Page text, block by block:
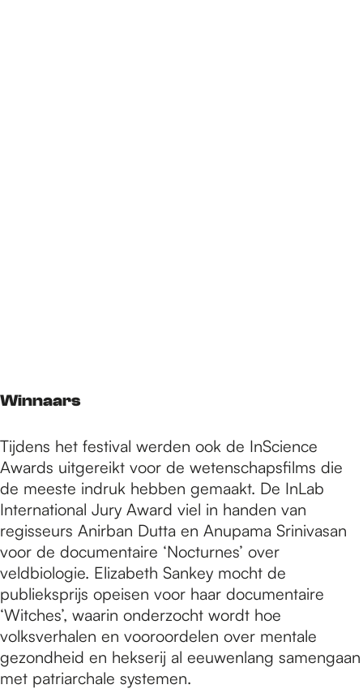
Winnaars
Tijdens het festival werden ook de InScience
Awards uitgereikt voor de wetenschapsfilms die
de meeste indruk hebben gemaakt. De InLab
International Jury Award viel in handen van
regisseurs Anirban Dutta en Anupama Srinivasan
voor de documentaire ‘Nocturnes’ over
veldbiologie. Elizabeth Sankey mocht de
publieksprijs opeisen voor haar documentaire
‘Witches’, waarin onderzocht wordt hoe
volksverhalen en vooroordelen over mentale
gezondheid en hekserij al eeuwenlang samengaan
met patriarchale systemen.